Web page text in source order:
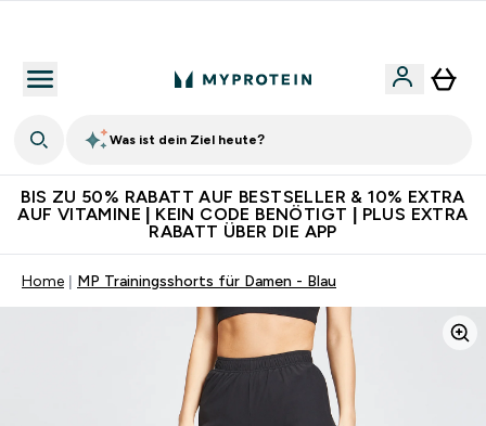
Was ist dein Ziel heute?
BIS ZU 50% RABATT AUF BESTSELLER & 10% EXTRA
AUF VITAMINE | KEIN CODE BENÖTIGT | PLUS EXTRA
RABATT ÜBER DIE APP
Home MP Trainingsshorts für Damen - Blau